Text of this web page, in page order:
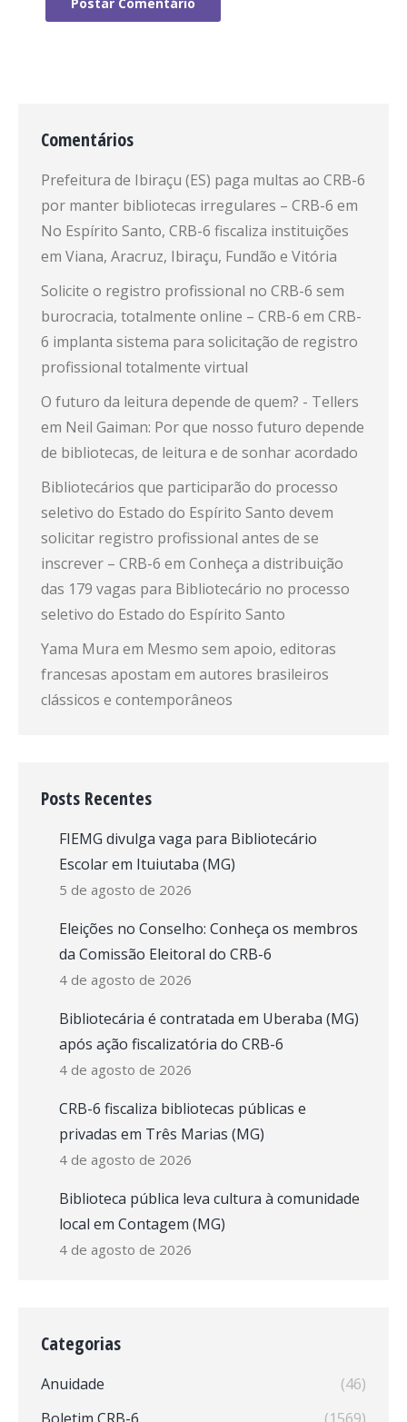
Comentários
Prefeitura de Ibiraçu (ES) paga multas ao CRB-6
por manter bibliotecas irregulares – CRB-6 em
No Espírito Santo, CRB-6 fiscaliza instituições
em Viana, Aracruz, Ibiraçu, Fundão e Vitória
Solicite o registro profissional no CRB-6 sem
burocracia, totalmente online – CRB-6 em CRB-
6 implanta sistema para solicitação de registro
profissional totalmente virtual
O futuro da leitura depende de quem? - Tellers
em Neil Gaiman: Por que nosso futuro depende
de bibliotecas, de leitura e de sonhar acordado
Bibliotecários que participarão do processo
seletivo do Estado do Espírito Santo devem
solicitar registro profissional antes de se
inscrever – CRB-6 em Conheça a distribuição
das 179 vagas para Bibliotecário no processo
seletivo do Estado do Espírito Santo
Yama Mura em Mesmo sem apoio, editoras
francesas apostam em autores brasileiros
clássicos e contemporâneos
Posts Recentes
FIEMG divulga vaga para Bibliotecário
Escolar em Ituiutaba (MG)
5 de agosto de 2026
Eleições no Conselho: Conheça os membros
da Comissão Eleitoral do CRB-6
4 de agosto de 2026
Bibliotecária é contratada em Uberaba (MG)
após ação fiscalizatória do CRB-6
4 de agosto de 2026
CRB-6 fiscaliza bibliotecas públicas e
privadas em Três Marias (MG)
4 de agosto de 2026
Biblioteca pública leva cultura à comunidade
local em Contagem (MG)
4 de agosto de 2026
Categorias
Anuidade
(46)